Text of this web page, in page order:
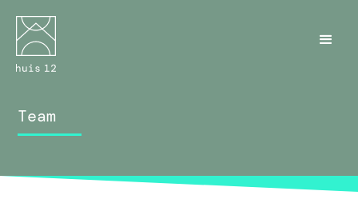
Team